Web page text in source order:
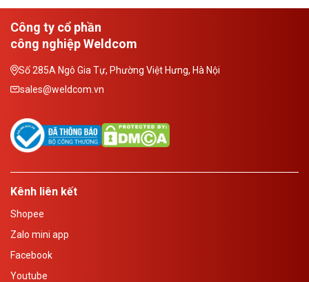
Công ty cổ phần
công nghiệp Weldcom
Số 285A Ngô Gia Tự, Phường Việt Hưng, Hà Nội
sales@weldcom.vn
Kênh liên kết
Shopee
Zalo mini app
Facebook
Youtube